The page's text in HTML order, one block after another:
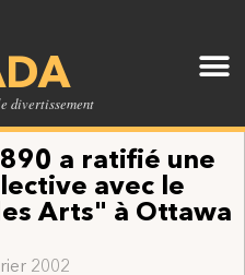
divertissement
a ratifié une
avec le
Arts" à Ottawa
2002